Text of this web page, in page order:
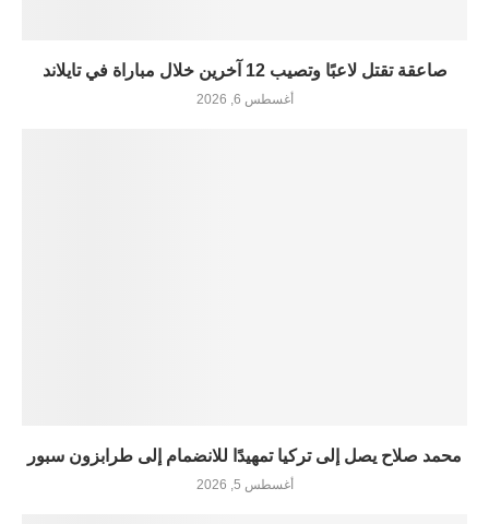
صاعقة تقتل لاعبًا وتصيب 12 آخرين خلال مباراة في تايلاند
أغسطس 6, 2026
محمد صلاح يصل إلى تركيا تمهيدًا للانضمام إلى طرابزون سبور
أغسطس 5, 2026